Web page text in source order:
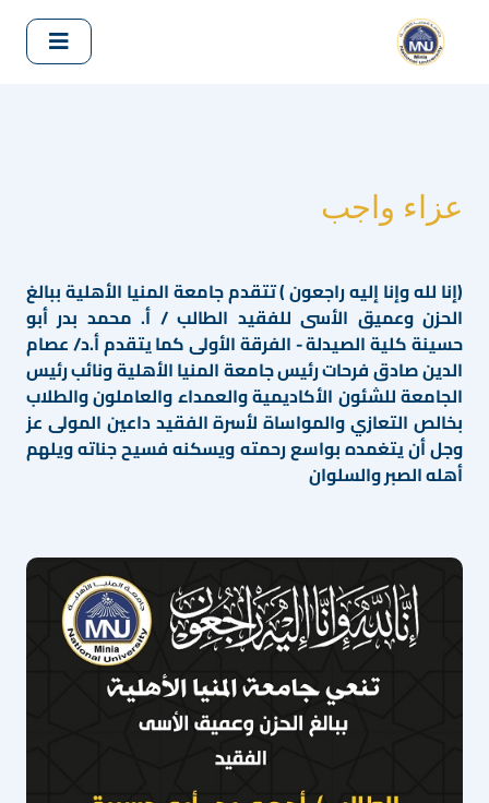
عزاء واجب
(إنا لله وإنا إليه راجعون ) تتقدم جامعة المنيا الأهلية ببالغ
الحزن وعميق الأسى للفقيد الطالب / أ. محمد بدر أبو
حسينة كلية الصيدلة - الفرقة الأولى كما يتقدم أ.د/ عصام
الدين صادق فرحات رئيس جامعة المنيا الأهلية ونائب رئيس
الجامعة للشئون الأكاديمية والعمداء والعاملون والطلاب
بخالص التعازي والمواساة لأسرة الفقيد داعين المولى عز
وجل أن يتغمده بواسع رحمته ويسكنه فسيح جناته ويلهم
أهله الصبر والسلوان